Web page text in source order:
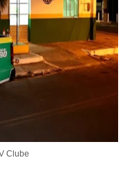
Clube